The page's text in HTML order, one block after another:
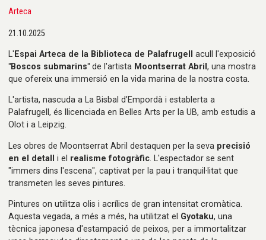
Arteca
21.10.2025
L' Espai Arteca de la Biblioteca de Palafrugell
acull l'exposició
"Boscos submarins" de l'artista Moontserrat Abril, una mostra
que ofereix una immersió en la vida marina de la nostra costa.
L'artista, nascuda a La Bisbal d’Empordà i establerta a
Palafrugell, és llicenciada en Belles Arts per la UB, amb estudis a
Olot i a Leipzig.
Les obres de Moontserrat Abril destaquen per la seva precisió
en el detall
i el realisme fotogràfic. L'espectador se sent
"immers dins l'escena", captivat per la pau i tranquil·litat que
transmeten les seves pintures.
Pintures on utilitza olis i acrílics de gran intensitat cromàtica.
Aquesta vegada, a més a més, ha utilitzat el Gyotaku, una
tècnica japonesa d'estampació de peixos, per a immortalitzar